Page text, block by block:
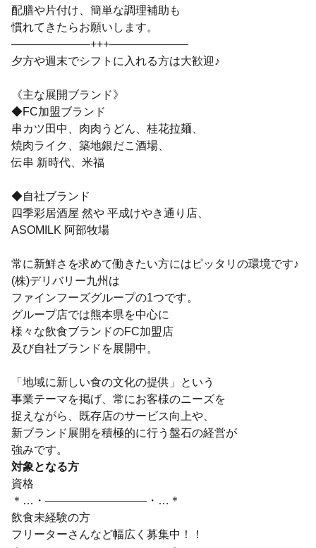
配膳や片付け、簡単な調理補助も
慣れてきたらお願いします。
―――――――+++―――――――
夕方や週末でシフトに入れる方は大歓迎♪
《主な展開ブランド》
◆FC加盟ブランド
串カツ田中、肉肉うどん、桂花拉麺、
焼肉ライク、築地銀だこ酒場、
伝串 新時代、米福
◆自社ブランド
四季彩居酒屋 然や 平成けやき通り店、
ASOMILK 阿部牧場
常に新鮮さを求めて働きたい方にはピッタリの環境です♪
(株)デリバリー九州は
ファインフーズグループの1つです。
グループ店では熊本県を中心に
様々な飲食ブランドのFC加盟店
及び自社ブランドを展開中。
「地域に新しい食の文化の提供」という
事業テーマを掲げ、常にお客様のニーズを
捉えながら、既存店のサービス向上や、
新ブランド展開を積極的に行う盤石の経営が
強みです。
対象となる方
資格
＊…・―――――――――・…＊
飲食未経験の方
フリーターさんなど幅広く募集中！！